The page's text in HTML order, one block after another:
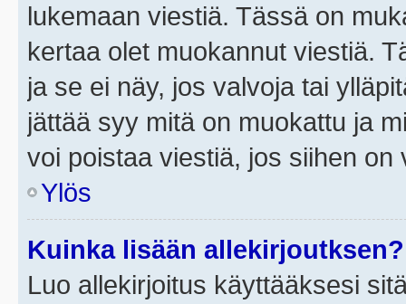
lukemaan viestiä. Tässä on
kertaa olet muokannut viestiä.
ja se ei näy, jos valvoja tai
jättää syy mitä on muokattu ja
voi poistaa viestiä, jos siihen on
Ylös
Kuinka lisään allekirjoutksen?
Luo allekirjoitus käyttääksesi